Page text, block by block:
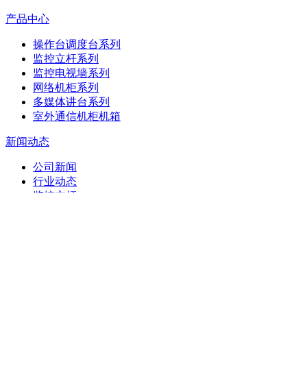
产品中心
操作台调度台系列
监控立杆系列
监控电视墙系列
网络机柜系列
多媒体讲台系列
室外通信机柜机箱
新闻动态
公司新闻
行业动态
监控立杆